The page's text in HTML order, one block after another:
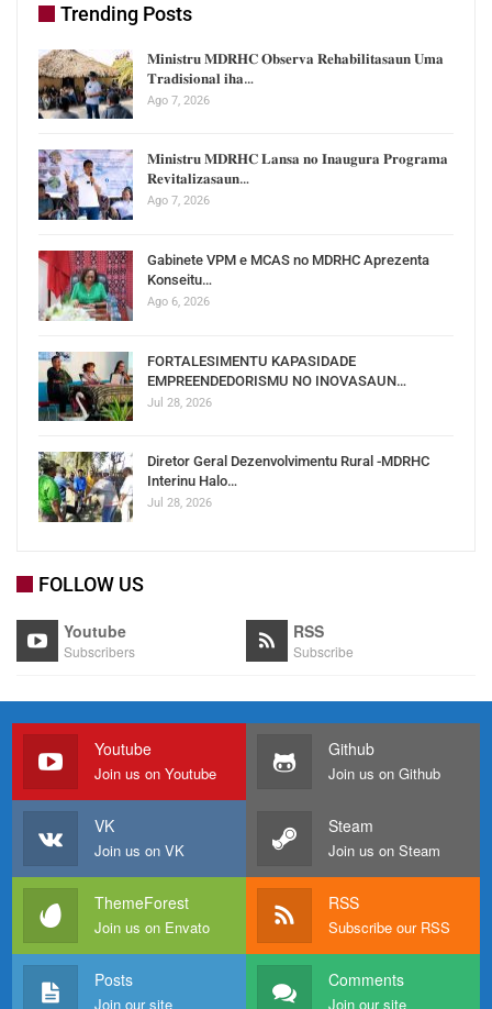
Trending Posts
𝐌𝐢𝐧𝐢𝐬𝐭𝐫𝐮 𝐌𝐃𝐑𝐇𝐂 𝐎𝐛𝐬𝐞𝐫𝐯𝐚 𝐑𝐞𝐡𝐚𝐛𝐢𝐥𝐢𝐭𝐚𝐬𝐚𝐮𝐧 𝐔𝐦𝐚
𝐓𝐫𝐚𝐝𝐢𝐬𝐢𝐨𝐧𝐚𝐥 𝐢𝐡𝐚…
Ago 7, 2026
𝐌𝐢𝐧𝐢𝐬𝐭𝐫𝐮 𝐌𝐃𝐑𝐇𝐂 𝐋𝐚𝐧𝐬𝐚 𝐧𝐨 𝐈𝐧𝐚𝐮𝐠𝐮𝐫𝐚 𝐏𝐫𝐨𝐠𝐫𝐚𝐦𝐚
𝐑𝐞𝐯𝐢𝐭𝐚𝐥𝐢𝐳𝐚𝐬𝐚𝐮𝐧…
Ago 7, 2026
Gabinete VPM e MCAS no MDRHC Aprezenta
Konseitu…
Ago 6, 2026
FORTALESIMENTU KAPASIDADE
EMPREENDEDORISMU NO INOVASAUN…
Jul 28, 2026
Diretor Geral Dezenvolvimentu Rural -MDRHC
Interinu Halo…
Jul 28, 2026
FOLLOW US
Youtube
Subscribers
RSS
Subscribe
Youtube
Join us on Youtube
Github
Join us on Github
VK
Join us on VK
Steam
Join us on Steam
ThemeForest
Join us on Envato
RSS
Subscribe our RSS
Posts
Join our site
Comments
Join our site